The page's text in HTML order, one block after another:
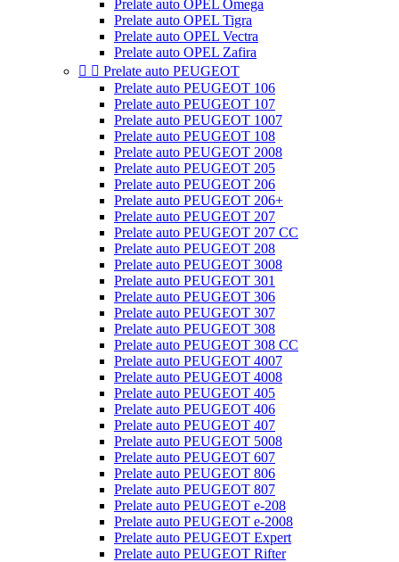
Prelate auto OPEL Omega
Prelate auto OPEL Tigra
Prelate auto OPEL Vectra
Prelate auto OPEL Zafira
  Prelate auto PEUGEOT
Prelate auto PEUGEOT 106
Prelate auto PEUGEOT 107
Prelate auto PEUGEOT 1007
Prelate auto PEUGEOT 108
Prelate auto PEUGEOT 2008
Prelate auto PEUGEOT 205
Prelate auto PEUGEOT 206
Prelate auto PEUGEOT 206+
Prelate auto PEUGEOT 207
Prelate auto PEUGEOT 207 CC
Prelate auto PEUGEOT 208
Prelate auto PEUGEOT 3008
Prelate auto PEUGEOT 301
Prelate auto PEUGEOT 306
Prelate auto PEUGEOT 307
Prelate auto PEUGEOT 308
Prelate auto PEUGEOT 308 CC
Prelate auto PEUGEOT 4007
Prelate auto PEUGEOT 4008
Prelate auto PEUGEOT 405
Prelate auto PEUGEOT 406
Prelate auto PEUGEOT 407
Prelate auto PEUGEOT 5008
Prelate auto PEUGEOT 607
Prelate auto PEUGEOT 806
Prelate auto PEUGEOT 807
Prelate auto PEUGEOT e-208
Prelate auto PEUGEOT e-2008
Prelate auto PEUGEOT Expert
Prelate auto PEUGEOT Rifter